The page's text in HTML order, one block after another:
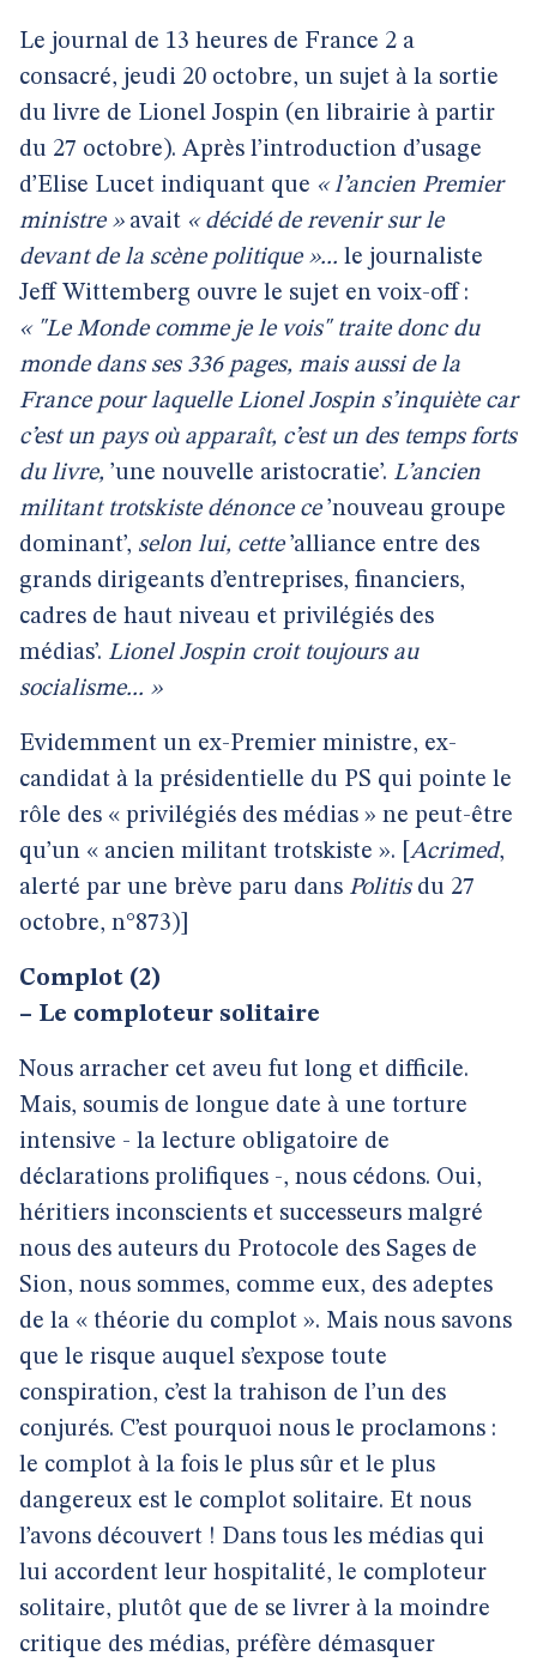
Le journal de 13 heures de France 2 a
consacré, jeudi 20 octobre, un sujet à la sortie
du livre de Lionel Jospin (en librairie à partir
du 27 octobre). Après l’introduction d’usage
d’Elise Lucet indiquant que « l’ancien Premier
ministre »avait « décidé de revenir sur le
devant de la scène politique »... le journaliste
Jeff Wittemberg ouvre le sujet en voix-off :
« "Le Monde comme je le vois" traite donc du
monde dans ses 336 pages, mais aussi de la
France pour laquelle Lionel Jospin s’inquiète car
c’est un pays où apparaît, c’est un des temps forts
du livre, ’une nouvelle aristocratie’. L’ancien
militant trotskiste dénonce ce’nouveau groupe
dominant’, selon lui, cette’alliance entre des
grands dirigeants d’entreprises, financiers,
cadres de haut niveau et privilégiés des
médias’. Lionel Jospin croit toujours au
socialisme... »
Evidemment un ex-Premier ministre, ex-
candidat à la présidentielle du PS qui pointe le
rôle des « privilégiés des médias » ne peut-être
qu’un « ancien militant trotskiste ». [ Acrimed,
alerté par une brève paru dans Politisdu 27
octobre, n°873)]
Complot (2)
– Le comploteur solitaire
Nous arracher cet aveu fut long et difficile.
Mais, soumis de longue date à une torture
intensive - la lecture obligatoire de
déclarations prolifiques -, nous cédons. Oui,
héritiers inconscients et successeurs malgré
nous des auteurs du Protocole des Sages de
Sion, nous sommes, comme eux, des adeptes
de la « théorie du complot ». Mais nous savons
que le risque auquel s’expose toute
conspiration, c’est la trahison de l’un des
conjurés. C’est pourquoi nous le proclamons :
le complot à la fois le plus sûr et le plus
dangereux est le complot solitaire. Et nous
l’avons découvert ! Dans tous les médias qui
lui accordent leur hospitalité, le comploteur
solitaire, plutôt que de se livrer à la moindre
critique des médias, préfère démasquer